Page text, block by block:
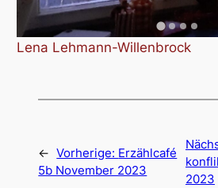
Lena Lehmann-Willenbrock
← Vorherige: Erzählcafé
5b November 2023
2023